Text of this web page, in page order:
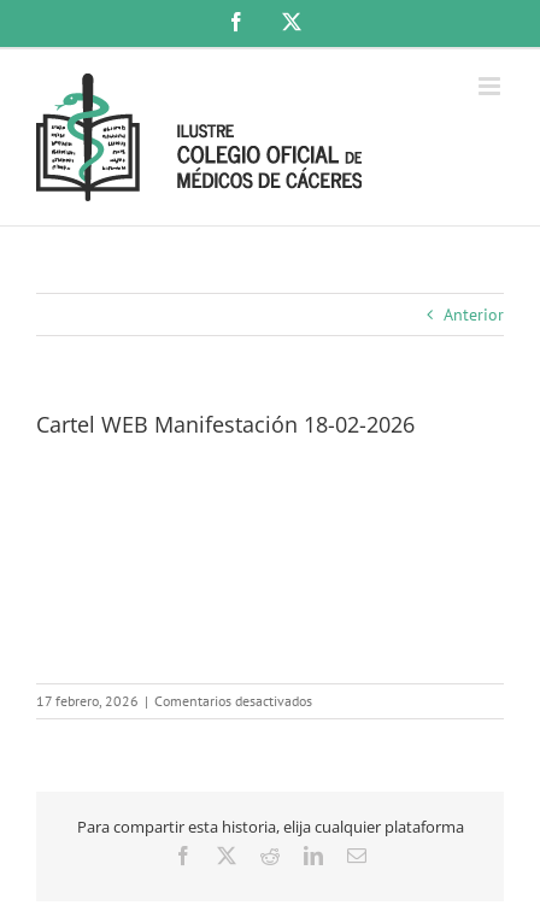
Facebook
Anterior
Cartel WEB Manifestación 18-02-2026
17 febrero, 2026 | Comentarios desactivadosen
Cartel
2026
Para compartir esta historia, elija cualquier plataforma
Facebook RedditLinkedInCorreo